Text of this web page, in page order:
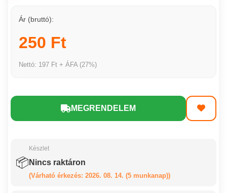
Ár (bruttó):
250 Ft
Nettó: 197 Ft + ÁFA (27%)
MEGRENDELEM
📦
Készlet
Nincs raktáron
(Várható érkezés: 2026. 08. 14. (5 munkanap))